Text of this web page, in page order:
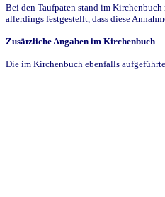
Bei den Taufpaten stand im
allerdings festgestellt, dass diese
Zusätzliche Angaben im Kirchenbuch
Die im Kirchenbuch ebenfalls